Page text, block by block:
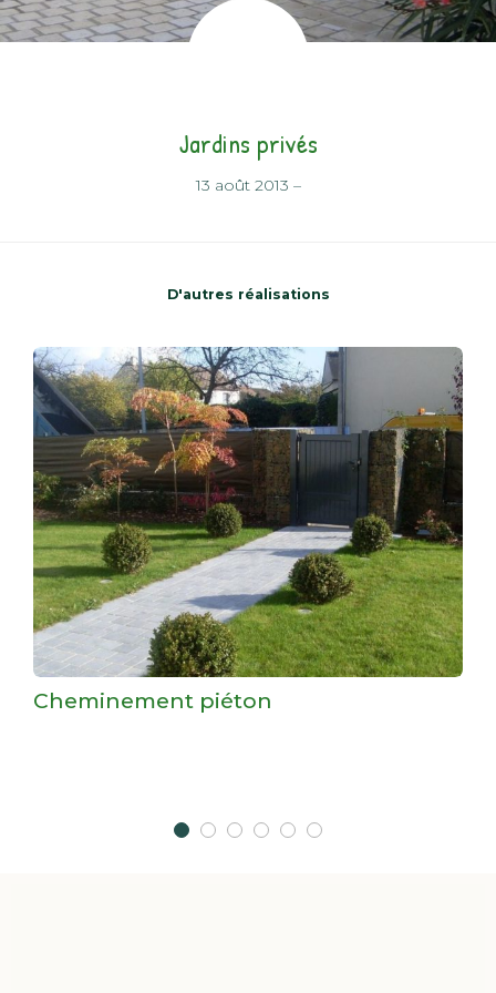
Jardins privés
13 août 2013 –
D'autres réalisations
Cheminement piéton